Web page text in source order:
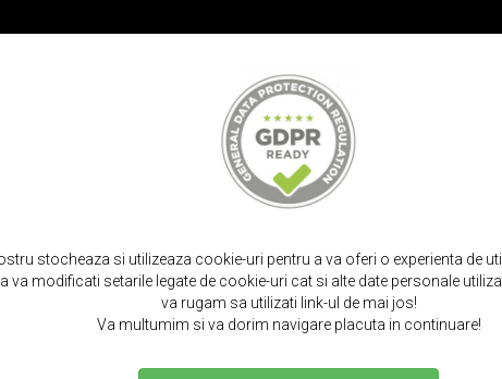
CURELE SMARTWATCH TOCURI SI SACULETI
stocheaza si utilizeaza cookie-uri pentru a va oferi o experienta de
va modificati setarile legate de cookie-uri cat si alte date personale
va rugam sa utilizati link-ul de mai jos!
Va multumim si va dorim navigare placuta in continuare!